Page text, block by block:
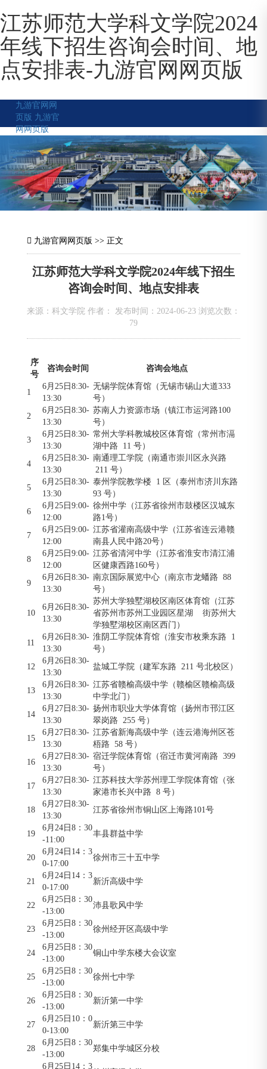
江苏师范大学科文学院2024
年线下招生咨询会时间、地
点安排表-九游官网网页版
九游官网网
页版 九游官
网网页版
九游官网网页版 >> 正文
江苏师范大学科文学院2024年线下招生
咨询会时间、地点安排表
来源：科文学院 作者： 发布时间：2024-06-23 浏览次数：
79
序
号
咨询会时间 咨询会地点
1
6月25日8:30-
13:30
无锡学院体育馆（无锡市锡山大道333
号）
2
6月25日8:30-
13:30
苏南人力资源市场（镇江市运河路100
号）
3
6月25日8:30-
13:30
常州大学科教城校区体育馆（常州市滆
湖中路 11 号）
4
6月25日8:30-
13:30
南通理工学院（南通市崇川区永兴路
211 号）
5
6月25日8:30-
13:30
泰州学院教学楼 1 区（泰州市济川东路
93 号）
6
6月25日9:00-
12:00
徐州中学（江苏省徐州市鼓楼区汉城东
路1号）
7
6月25日9:00-
12:00
江苏省灌南高级中学（江苏省连云港赣
南县人民中路20号）
8
6月25日9:00-
12:00
江苏省清河中学（江苏省淮安市清江浦
区健康西路160号）
9
6月26日8:30-
13:30
南京国际展览中心（南京市龙蟠路 88
号）
10
6月26日8:30-
13:30
苏州大学独墅湖校区南区体育馆（江苏
省苏州市苏州工业园区星湖 街苏州大
学独墅湖校区南区西门）
11
6月26日8:30-
13:30
淮阴工学院体育馆（淮安市枚乘东路 1
号）
12
6月26日8:30-
13:30
盐城工学院（建军东路 211 号北校区）
13
6月26日8:30-
13:30
江苏省赣榆高级中学（赣榆区赣榆高级
中学北门）
14
6月27日8:30-
13:30
扬州市职业大学体育馆（扬州市邗江区
翠岗路 255 号）
15
6月27日8:30-
13:30
江苏省新海高级中学（连云港海州区苍
梧路 58 号）
16
6月27日8:30-
13:30
宿迁学院体育馆（宿迁市黄河南路 399
号）
17
6月27日8:30-
13:30
江苏科技大学苏州理工学院体育馆（张
家港市长兴中路 8 号）
18
6月27日8:30-
13:30
江苏省徐州市铜山区上海路101号
19
6月24日8：30
-11:00
丰县群益中学
20
6月24日14：3
0-17:00
徐州市三十五中学
21
6月24日14：3
0-17:00
新沂高级中学
22
6月25日8：30
-13:00
沛县歌风中学
23
6月25日8：30
-13:00
徐州经开区高级中学
24
6月25日8：30
-13:00
铜山中学东楼大会议室
25
6月25日8：30
-13:00
徐州七中学
26
6月25日8：30
-13:00
新沂第一中学
27
6月25日10：0
0-13:00
新沂第三中学
28
6月25日8：30
-13:00
郑集中学城区分校
6月25日14：3